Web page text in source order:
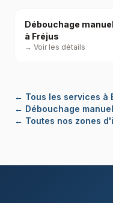
Débouchage manuel
à Fréjus
→ Voir les détails
← Tous les services à
← Débouchage
← Toutes nos zones